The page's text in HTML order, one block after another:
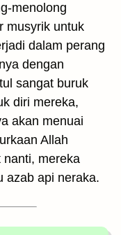
menolong
musyrik untuk
dalam perang
dengan
sangat buruk
diri mereka,
akan menuai
Allah
nanti, mereka
azab api neraka.